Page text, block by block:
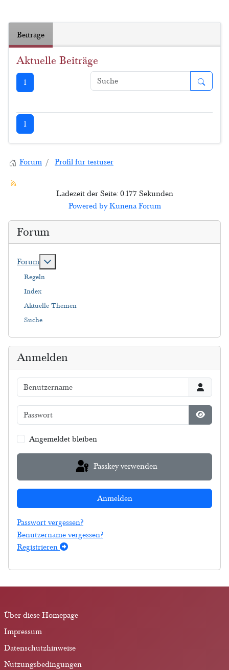
Beiträge
Aktuelle Beiträge
1
1
Forum Profil für testuser
Ladezeit der Seite: 0.177 Sekunden
Powered by Kunena Forum
Forum
Forum
Regeln
Index
Aktuelle Themen
Suche
Anmelden
Benutzername
Passwort
Angemeldet bleiben
Passkey verwenden
Anmelden
Passwort vergessen?
Benutzername vergessen?
Registrieren
Über diese Homepage
Impressum
Datenschutzhinweise
Nutzungsbedingungen